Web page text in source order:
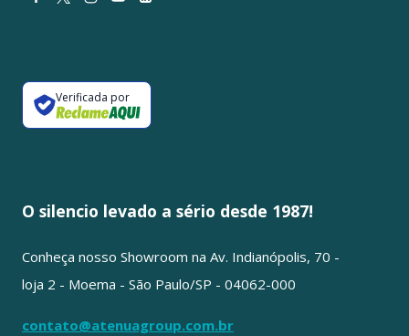
Verificada por
O silencio levado a sério desde 1987!
Conheça nosso Showroom na Av. Indianópolis, 70 -
loja 2 - Moema - São Paulo/SP - 04062-000
contato@atenuagroup.com.br